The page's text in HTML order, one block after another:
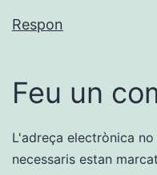
Respon
Feu un
L'adreça electrònica
necessaris estan